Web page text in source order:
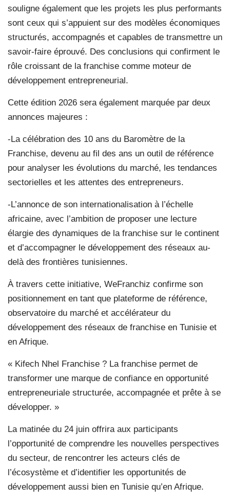
souligne également que les projets les plus performants
sont ceux qui s’appuient sur des modèles économiques
structurés, accompagnés et capables de transmettre un
savoir-faire éprouvé. Des conclusions qui confirment le
rôle croissant de la franchise comme moteur de
développement entrepreneurial.
Cette édition 2026 sera également marquée par deux
annonces majeures :
-La célébration des 10 ans du Baromètre de la
Franchise, devenu au fil des ans un outil de référence
pour analyser les évolutions du marché, les tendances
sectorielles et les attentes des entrepreneurs.
-L’annonce de son internationalisation à l’échelle
africaine, avec l’ambition de proposer une lecture
élargie des dynamiques de la franchise sur le continent
et d’accompagner le développement des réseaux au-
delà des frontières tunisiennes.
À travers cette initiative, WeFranchiz confirme son
positionnement en tant que plateforme de référence,
observatoire du marché et accélérateur du
développement des réseaux de franchise en Tunisie et
en Afrique.
« Kifech Nhel Franchise ? La franchise permet de
transformer une marque de confiance en opportunité
entrepreneuriale structurée, accompagnée et prête à se
développer. »
La matinée du 24 juin offrira aux participants
l’opportunité de comprendre les nouvelles perspectives
du secteur, de rencontrer les acteurs clés de
l’écosystème et d’identifier les opportunités de
développement aussi bien en Tunisie qu’en Afrique.